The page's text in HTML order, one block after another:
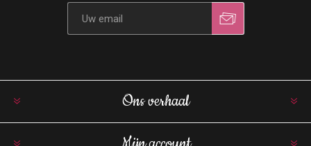
Ons verhaal